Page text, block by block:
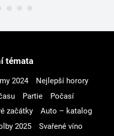
témata
2024
Nejlepší horory
Partie
Počasí
začátky
Auto – katalog
2025
Svařené víno